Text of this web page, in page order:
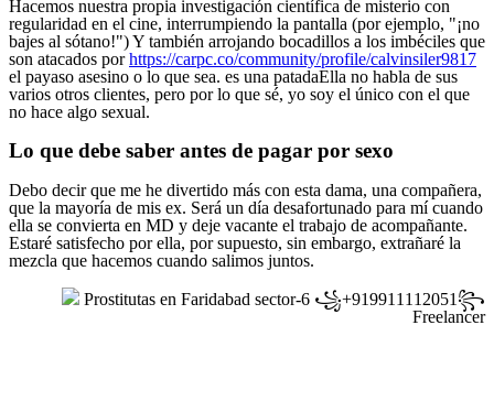
Hacemos nuestra propia investigación científica de misterio con
regularidad en el cine, interrumpiendo la pantalla (por ejemplo, "¡no
bajes al sótano!") Y también arrojando bocadillos a los imbéciles que
son atacados porhttps://carpc.co/community/profile/calvinsiler9817
el payaso asesino o lo que sea. es una patadaElla no habla de sus
varios otros clientes, pero por lo que sé, yo soy el único con el que
no hace algo sexual.
Lo que debe saber antes de pagar por sexo
Debo decir que me he divertido más con esta dama, una compañera,
que la mayoría de mis ex. Será un día desafortunado para mí cuando
ella se convierta en MD y deje vacante el trabajo de acompañante.
Estaré satisfecho por ella, por supuesto, sin embargo, extrañaré la
mezcla que hacemos cuando salimos juntos.
Prostitutas en Faridabad sector-6 ꧁+919911112051꧂
Freelancer